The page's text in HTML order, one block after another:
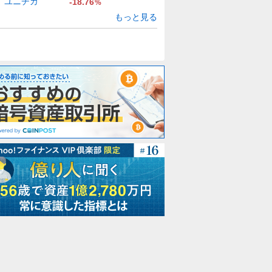
%
もっと見る